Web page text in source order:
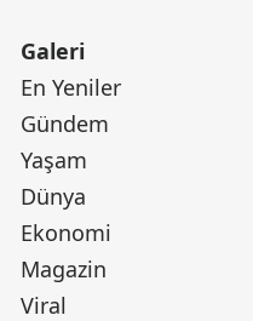
Galeri
En Yeniler
Gündem
Yaşam
Dünya
Ekonomi
Magazin
Viral